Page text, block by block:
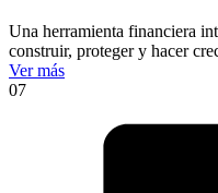
Una herramienta financiera
construir, proteger y hacer
Ver más
07